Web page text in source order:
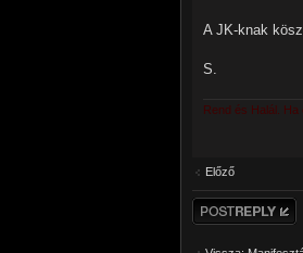
A JK-knak
S.
Rend és Halál.
Előző
Hozzászólás
küldése